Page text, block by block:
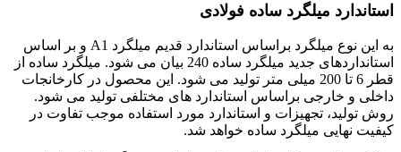
استاندارد میلگرد ساده فولادی
به این نوع میلگرد براساس استاندارد قدیم میلگرد A1 و بر اساس
استانداردهای جدید میلگرد ساده 240 بیان می شود. میلگرد ساده از
قطر 6 تا 200 میلی متر تولید می شود. این محصول در کارخانجات
داخلی و خارجی براساس استاندارد های مختلفی تولید می شود.
روش تولید، تجهیزات و استاندارد مورد استفاده موجب تفاوت در
کیفیت نهایی میلگرد ساده خواهد شد.